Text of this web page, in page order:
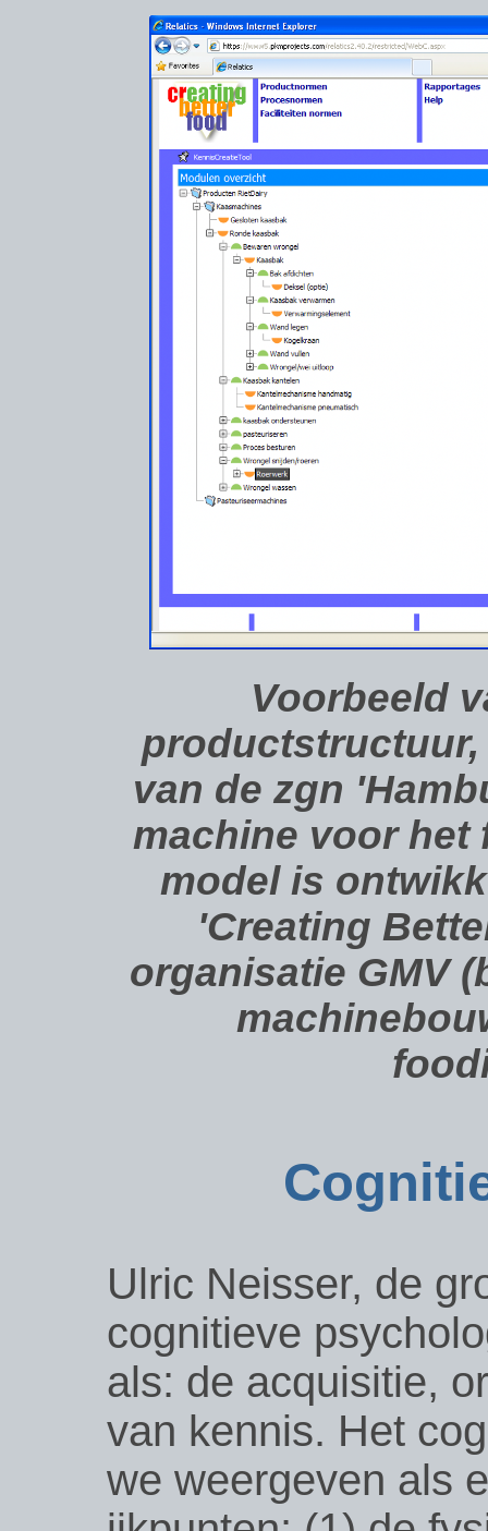
Voorbeeld
van de zgn
machine voor het
model is
'Creating
organisatie GMV
Ulric Neisser, de
cognitieve
als: de acquisitie,
van kennis. Het
we weergeven als